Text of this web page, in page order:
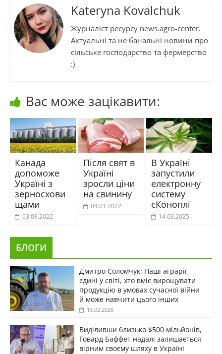
Kateryna Kovalchuk
Журналіст ресурсу news.agro-center.
Актуальні та не банальні новини про
сільське господарство та фермерство
:)
Вас може зацікавити:
Канада
допоможе
Україні з
зерносхови
щами
03.08.2022
Після свят в
Україні
зросли ціни
на свинину
04.01.2022
В Україні
запустили
електронну
систему
єКоноплі
14.03.2025
БЛОГИ
Дмитро Соломчук: Наші аграрії
єдині у світі, хто вміє вирощувати
продукцію в умовах сучасної війни
й може навчити цього інших
13.02.2026
Виділивши близько $500 мільйонів,
Говард Баффет надалі залишається
вірним своєму шляху в Україні